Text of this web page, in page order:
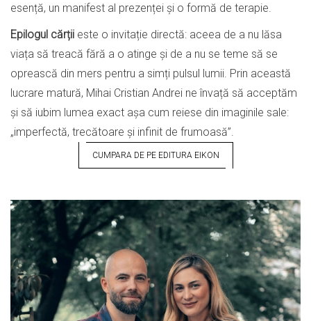
esență, un manifest al prezenței și o formă de terapie.
Epilogul cărții este o invitație directă: aceea de a nu lăsa
viața să treacă fără a o atinge și de a nu se teme să se
oprească din mers pentru a simți pulsul lumii. Prin această
lucrare matură, Mihai Cristian Andrei ne învață să acceptăm
și să iubim lumea exact așa cum reiese din imaginile sale:
„imperfectă, trecătoare și infinit de frumoasă”.
CUMPARA DE PE EDITURA EIKON